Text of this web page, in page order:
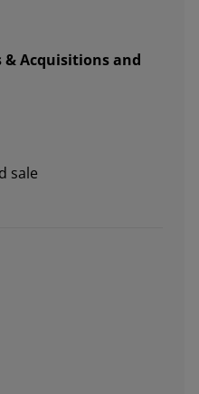
& Acquisitions and
sale